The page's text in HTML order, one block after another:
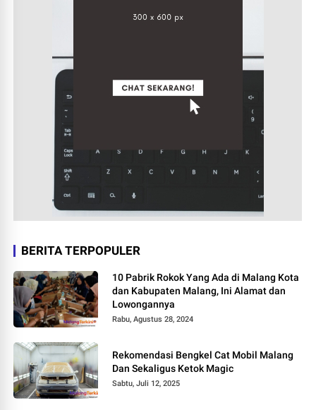
BERITA TERPOPULER
10 Pabrik Rokok Yang Ada di Malang Kota
dan Kabupaten Malang, Ini Alamat dan
Lowongannya
Rabu, Agustus 28, 2024
Rekomendasi Bengkel Cat Mobil Malang
Dan Sekaligus Ketok Magic
Sabtu, Juli 12, 2025